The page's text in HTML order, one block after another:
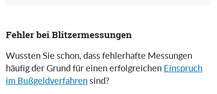
Fehler bei Blitzermessungen
Wussten Sie schon, dass fehlerhafte Messungen
häufig der Grund für einen erfolgreichen Einspruch
im Bußgeldverfahren sind?